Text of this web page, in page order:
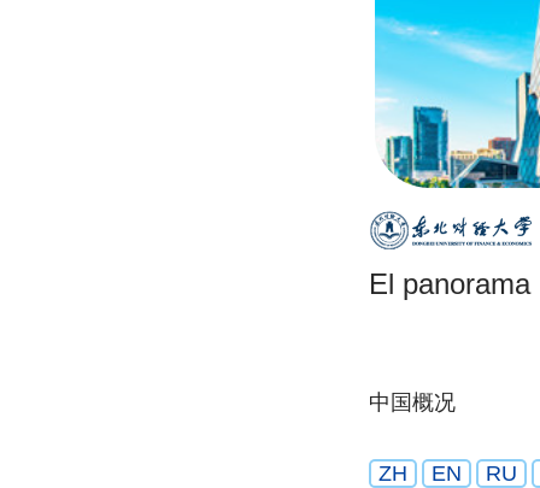
El panorama
中国概况
ZH EN RU